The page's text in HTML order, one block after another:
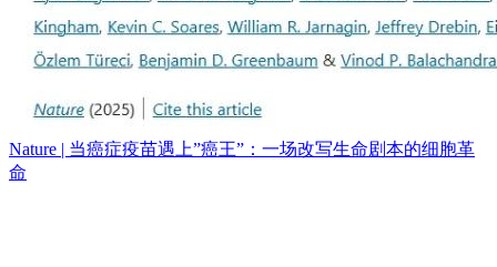
Nature | 当癌症疫苗遇上”癌王”：一场改写生命剧本的细胞革
命